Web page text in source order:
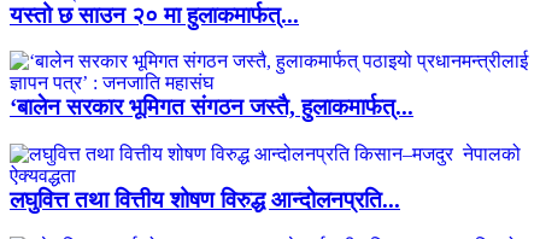
यस्तो छ साउन २० मा हुलाकमार्फत्...
‘बालेन सरकार भूमिगत संगठन जस्तै, हुलाकमार्फत्...
लघुवित्त तथा वित्तीय शोषण विरुद्ध आन्दोलनप्रति...